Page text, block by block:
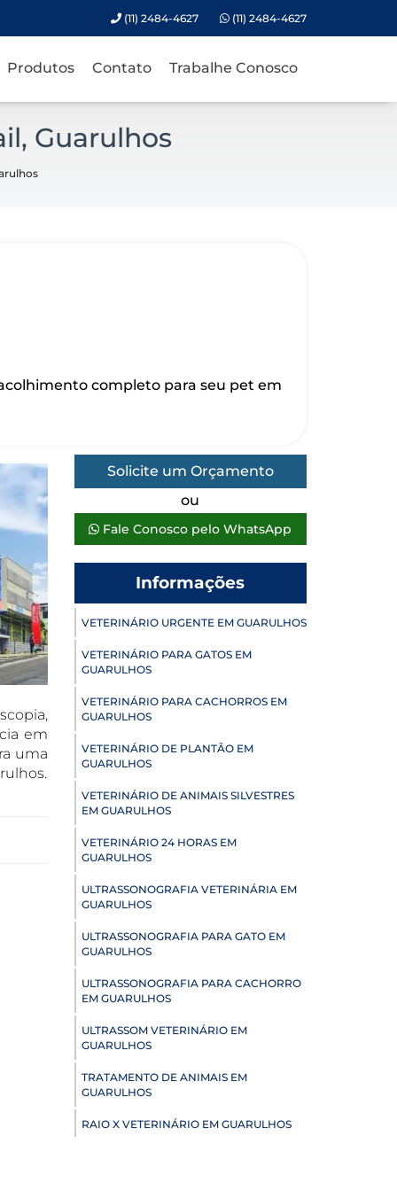
(11) 2484-4627 (11) 2484-4627
Produtos Contato Trabalhe Conosco
Guarulhos
completo para seu pet em
em
uma
Solicite um Orçamento
ou
Fale Conosco pelo WhatsApp
Informações
VETERINÁRIO URGENTE EM GUARULHOS
VETERINÁRIO PARA GATOS EM
GUARULHOS
VETERINÁRIO PARA CACHORROS EM
GUARULHOS
VETERINÁRIO DE PLANTÃO EM
GUARULHOS
VETERINÁRIO DE ANIMAIS SILVESTRES
EM GUARULHOS
VETERINÁRIO 24 HORAS EM
GUARULHOS
ULTRASSONOGRAFIA VETERINÁRIA EM
GUARULHOS
ULTRASSONOGRAFIA PARA GATO EM
GUARULHOS
ULTRASSONOGRAFIA PARA CACHORRO
EM GUARULHOS
ULTRASSOM VETERINÁRIO EM
GUARULHOS
TRATAMENTO DE ANIMAIS EM
GUARULHOS
RAIO X VETERINÁRIO EM GUARULHOS